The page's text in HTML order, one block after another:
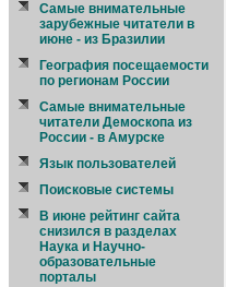
Самые внимательные
зарубежные читатели в
июне - из Бразилии
География посещаемости
по регионам России
Cамые внимательные
читатели Демоскопа из
России - в Амурске
Язык пользователей
Поисковые системы
В июне рейтинг сайта
снизился в разделах
Наука и Научно-
образовательные
порталы